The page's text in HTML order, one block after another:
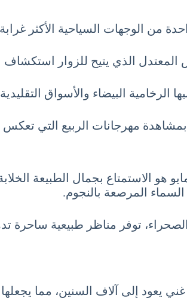
من الوجهات السياحية الأكثر
الذي يتيح للزوار استكشاف
الرخامية البيضاء والأسواق
مهرجانات الربيع التي تعكس
هو الاستمتاع بجمال الطبيعة
المرصعة بالنجوم.
توفر مناظر طبيعية ساحرة
يعود إلى آلاف السنين، مما